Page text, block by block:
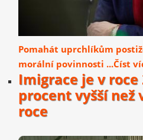
Pomahát uprchlíkům
morální povinnosti ...Číst
Imigrace je v roce
procent vyšší než
roce